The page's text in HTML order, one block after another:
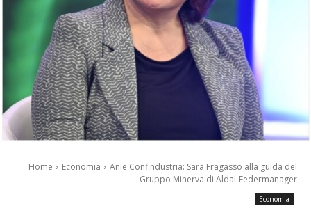
Home Economia
Anie Confindustria: Sara Fragasso alla guida del
Gruppo Minerva di Aldai-Federmanager
Economia